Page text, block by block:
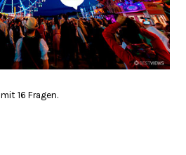
mit 16 Fragen.